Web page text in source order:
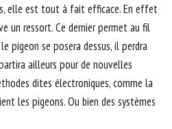
elle est tout à fait efficace. En effet
un ressort. Ce dernier permet au fil
pigeon se posera dessus, il perdra
ailleurs pour de nouvelles
dites électroniques, comme la
les pigeons. Ou bien des systèmes